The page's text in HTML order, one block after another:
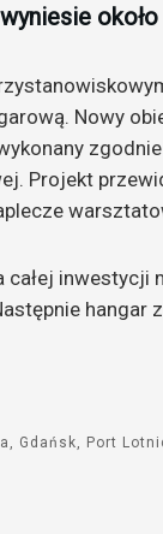
Nowy
Projekt
całej
hangar
Gdańsk Port